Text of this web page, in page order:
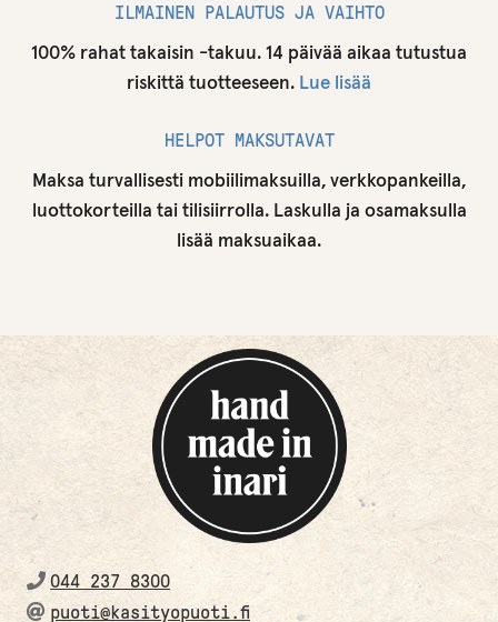
ILMAINEN PALAUTUS JA VAIHTO
100% rahat takaisin -takuu. 14 päivää aikaa tutustua
riskittä tuotteeseen. Lue lisää
HELPOT MAKSUTAVAT
Maksa turvallisesti mobiilimaksuilla, verkkopankeilla,
luottokorteilla tai tilisiirrolla. Laskulla ja osamaksulla
lisää maksuaikaa.
044 237 8300
puoti@kasityopuoti.fi